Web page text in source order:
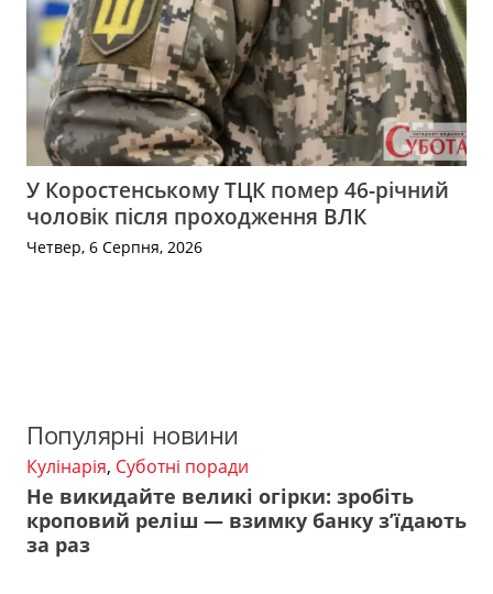
У Коростенському ТЦК помер 46-річний
чоловік після проходження ВЛК
Четвер, 6 Серпня, 2026
Популярні новини
Кулінарія, Суботні поради
Не викидайте великі огірки: зробіть
кроповий реліш — взимку банку з’їдають
за раз